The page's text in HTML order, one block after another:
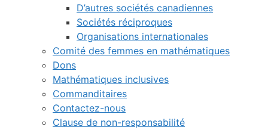
D’autres sociétés canadiennes
Sociétés réciproques
Organisations internationales
Comité des femmes en mathématiques
Dons
Mathématiques inclusives
Commanditaires
Contactez-nous
Clause de non-responsabilité